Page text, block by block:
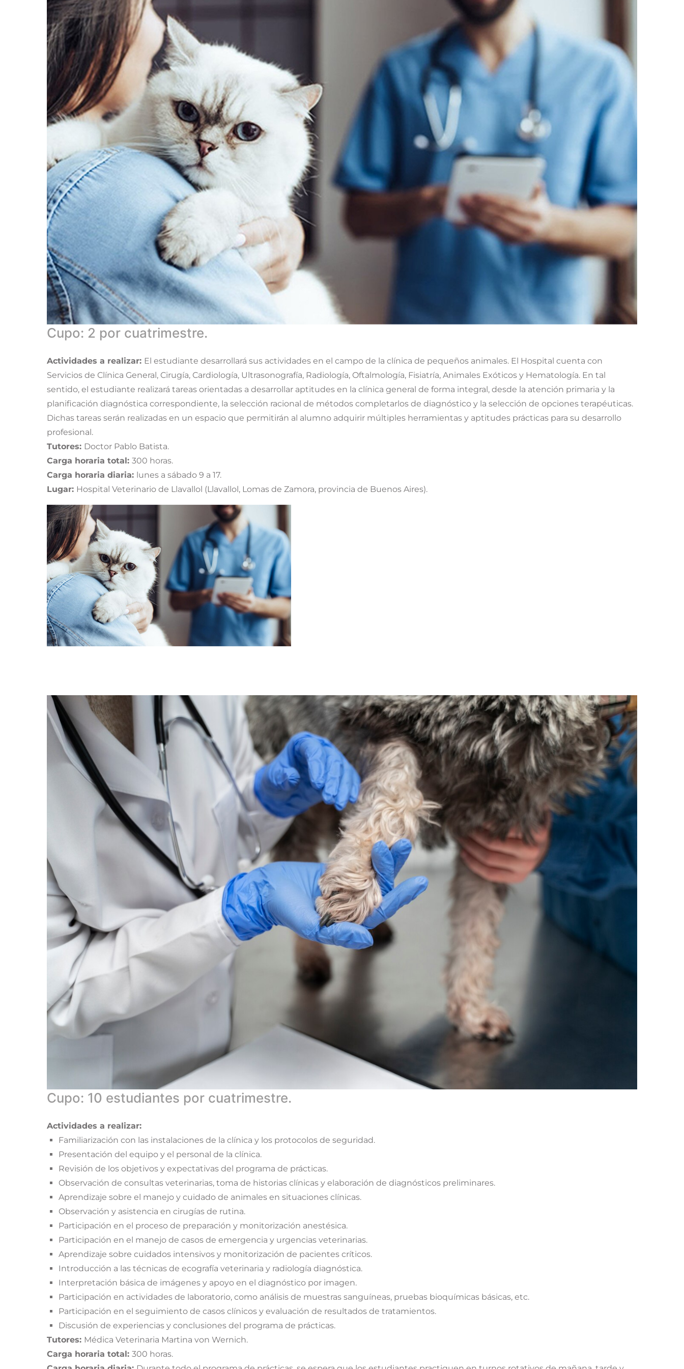
Cupo: 2 por cuatrimestre.
Actividades a realizar: El estudiante desarrollará sus actividades en el campo de la clínica de pequeños animales. El Hospital cuenta con
Servicios de Clínica General, Cirugía, Cardiología, Ultrasonografía, Radiología, Oftalmología, Fisiatría, Animales Exóticos y Hematología. En tal
sentido, el estudiante realizará tareas orientadas a desarrollar aptitudes en la clínica general de forma integral, desde la atención primaria y la
planificación diagnóstica correspondiente, la selección racional de métodos completarlos de diagnóstico y la selección de opciones terapéuticas.
Dichas tareas serán realizadas en un espacio que permitirán al alumno adquirir múltiples herramientas y aptitudes prácticas para su desarrollo
profesional.
Tutores: Doctor Pablo Batista.
Carga horaria total: 300 horas.
Carga horaria diaria: lunes a sábado 9 a 17.
Lugar: Hospital Veterinario de Llavallol (Llavallol, Lomas de Zamora, provincia de Buenos Aires).
Cupo: 10 estudiantes por cuatrimestre.
Actividades a realizar:
Familiarización con las instalaciones de la clínica y los protocolos de seguridad.
Presentación del equipo y el personal de la clínica.
Revisión de los objetivos y expectativas del programa de prácticas.
Observación de consultas veterinarias, toma de historias clínicas y elaboración de diagnósticos preliminares.
Aprendizaje sobre el manejo y cuidado de animales en situaciones clínicas.
Observación y asistencia en cirugías de rutina.
Participación en el proceso de preparación y monitorización anestésica.
Participación en el manejo de casos de emergencia y urgencias veterinarias.
Aprendizaje sobre cuidados intensivos y monitorización de pacientes críticos.
Introducción a las técnicas de ecografía veterinaria y radiología diagnóstica.
Interpretación básica de imágenes y apoyo en el diagnóstico por imagen.
Participación en actividades de laboratorio, como análisis de muestras sanguíneas, pruebas bioquímicas básicas, etc.
Participación en el seguimiento de casos clínicos y evaluación de resultados de tratamientos.
Discusión de experiencias y conclusiones del programa de prácticas.
Tutores: Médica Veterinaria Martina von Wernich.
Carga horaria total: 300 horas.